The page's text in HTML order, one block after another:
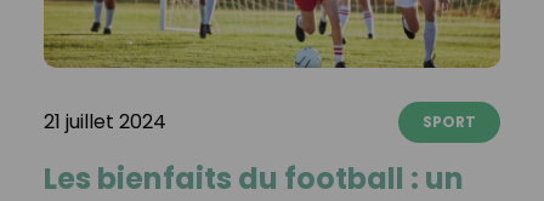
21 juillet 2024 SPORT
Les bienfaits du football : un